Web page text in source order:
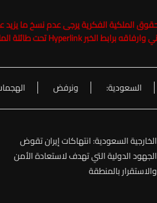
السعودية: ونرفض
الخارجية السعودية: انتهاكات إيران تقوض
الجهود الدولية التي تهدف لاستعادة الأمن
والاستقرار بالمنطقة